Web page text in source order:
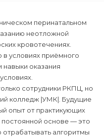
перинатальном
неотложной
кровотечениях.
условиях приёмного
навыки оказания
сотрудники РКПЦ, но
колледж |УМК|. Будущие
опыт от практикующих
постоянной основе — это
отрабатывать алгоритмы